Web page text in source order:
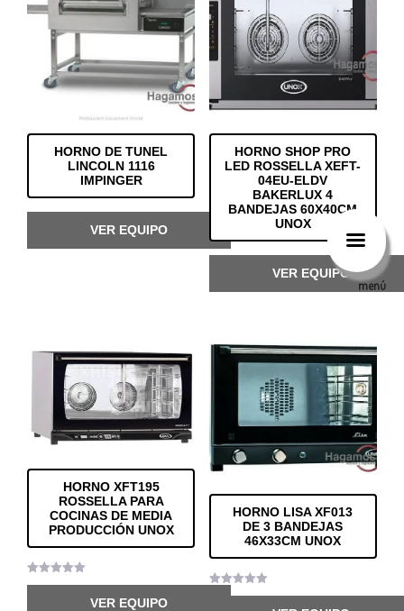
HORNO DE TUNEL
LINCOLN 1116
IMPINGER
VER EQUIPO
HORNO SHOP PRO
LED ROSSELLA XEFT-
04EU-ELDV
BAKERLUX 4
BANDEJAS 60X40CM
UNOX
VER EQUIPO
HORNO XFT195
ROSSELLA PARA
COCINAS DE MEDIA
PRODUCCIÓN UNOX
Valorado
VER EQUIPO
HORNO LISA XF013
DE 3 BANDEJAS
46X33CM UNOX
Valorado
menú